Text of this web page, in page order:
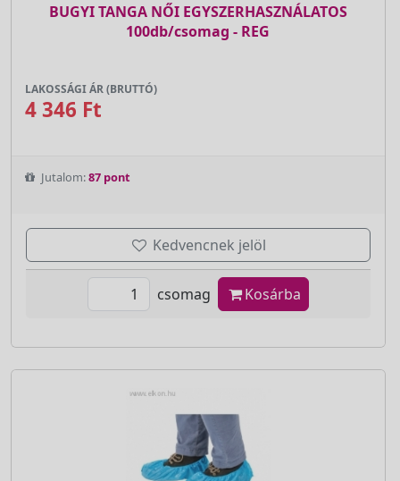
BUGYI TANGA NŐI EGYSZERHASZNÁLATOS
100db/csomag - REG
LAKOSSÁGI ÁR (BRUTTÓ)
4 346 Ft
Jutalom:87 pont
Kedvencnek jelöl
csomag Kosárba